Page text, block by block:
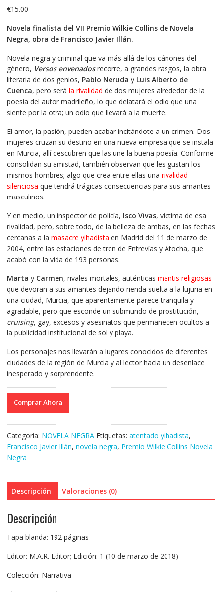
€15.00
Novela finalista del VII Premio Wilkie Collins de Novela
Negra, obra de Francisco Javier Illán.
Novela negra y criminal que va más allá de los cánones del
género, Versos envenadosrecorre, a grandes rasgos, la obra
literaria de dos genios, Pablo Neruda y Luis Alberto de
Cuenca, pero será la rivalidad de dos mujeres alrededor de la
poesía del autor madrileño, lo que delatará el odio que una
siente por la otra; un odio que llevará a la muerte.
El amor, la pasión, pueden acabar incitándote a un crimen. Dos
mujeres cruzan su destino en una nueva empresa que se instala
en Murcia, allí descubren que las une la buena poesía. Conforme
consolidan su amistad, también observan que les gustan los
mismos hombres; algo que crea entre ellas una rivalidad
silenciosa que tendrá trágicas consecuencias para sus amantes
masculinos.
Y en medio, un inspector de policía, Isco Vivas, víctima de esa
rivalidad, pero, sobre todo, de la belleza de ambas, en las fechas
cercanas a la masacre yihadista en Madrid del 11 de marzo de
2004, entre las estaciones de tren de Entrevías y Atocha, que
acabó con la vida de 193 personas.
Marta y Carmen, rivales mortales, auténticas mantis religiosas
que devoran a sus amantes dejando rienda suelta a la lujuria en
una ciudad, Murcia, que aparentemente parece tranquila y
agradable, pero que esconde un submundo de prostitución,
cruising, gay, excesos y asesinatos que permanecen ocultos a
la publicidad institucional de sol y playa.
Los personajes nos llevarán a lugares conocidos de diferentes
ciudades de la región de Murcia y al lector hacia un desenlace
inesperado y sorprendente.
Comprar Ahora
Categoría: NOVELA NEGRA Etiquetas: atentado yihadista,
Francisco Javier Illán, novela negra, Premio Wilkie Collins Novela
Negra
Descripción Valoraciones (0)
Descripción
Tapa blanda: 192 páginas
Editor: M.A.R. Editor; Edición: 1 (10 de marzo de 2018)
Colección: Narrativa